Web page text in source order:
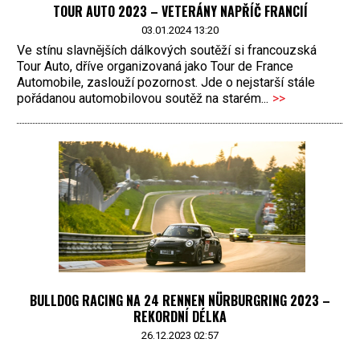
TOUR AUTO 2023 – VETERÁNY NAPŘÍČ FRANCIÍ
03.01.2024 13:20
Ve stínu slavnějších dálkových soutěží si francouzská
Tour Auto, dříve organizovaná jako Tour de France
Automobile, zaslouží pozornost. Jde o nejstarší stále
pořádanou automobilovou soutěž na starém... >>
BULLDOG RACING NA 24 RENNEN NÜRBURGRING 2023 –
REKORDNÍ DÉLKA
26.12.2023 02:57